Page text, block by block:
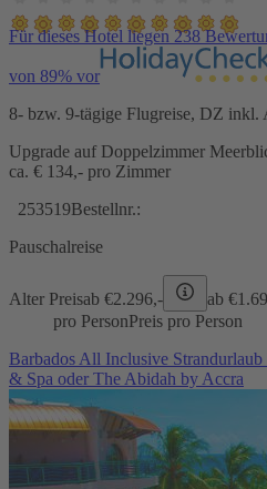
Für dieses Hotel liegen 238
von 89% vor
8- bzw. 9-tägige Flugreise, DZ inkl.
Upgrade auf Doppelzimmer
ca. € 134,- pro Zimmer
253519Bestellnr.:
Pauschalreise
Alter Preisab €2.296,- ab €
pro PersonPreis pro Person
Barbados All Inclusive
& Spa oder The Abidah by Accra